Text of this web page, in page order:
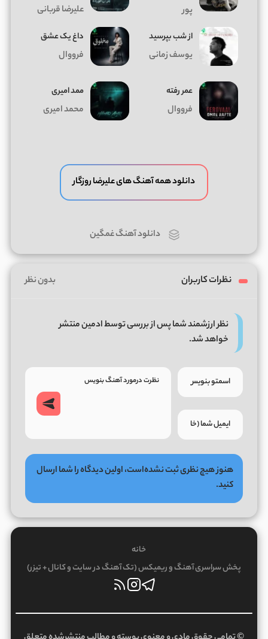
پور
علیرضا قربانی
از شب بپرسید
یوسف زمانی
داغ يک عشق
فرووال
عمر رفته
فرووال
ممد امیری
محمد امیری
دانلود همه آهنگ های علیرضا روزگار
دانلود آهنگ غمگین
نظرات کاربران بدون نظر
نظر ارزشمند شما پس از بررسی توسط ادمین منتشر
خواهد شد.
هنوز هیچ نظری ثبت نشده‌است، اولین دیدگاه را شما ارسال
کنید.
خانه
پخش سراسری آهنگ و ریمیکس (تک آهنگ در سایت و کانال + تیزر)